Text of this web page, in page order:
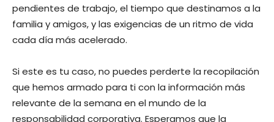
pendientes de trabajo, el tiempo que destinamos a la
familia y amigos, y las exigencias de un ritmo de vida
cada día más acelerado.
Si este es tu caso, no puedes perderte la recopilación
que hemos armado para ti con la información más
relevante de la semana en el mundo de la
responsabilidad corporativa. Esperamos que la